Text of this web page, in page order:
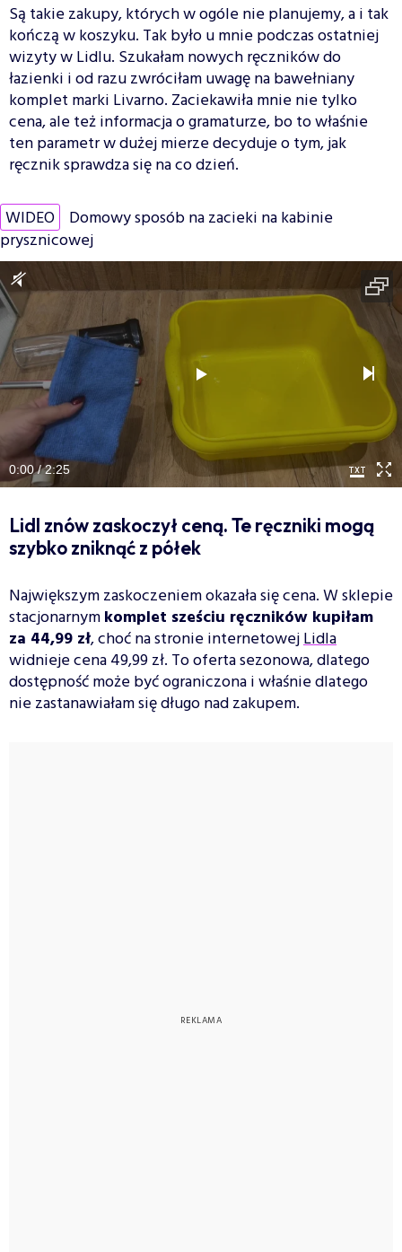
Są takie zakupy, których w ogóle nie planujemy, a i tak
kończą w koszyku. Tak było u mnie podczas ostatniej
wizyty w Lidlu. Szukałam nowych ręczników do
łazienki i od razu zwróciłam uwagę na bawełniany
komplet marki Livarno. Zaciekawiła mnie nie tylko
cena, ale też informacja o gramaturze, bo to właśnie
ten parametr w dużej mierze decyduje o tym, jak
ręcznik sprawdza się na co dzień.
WIDEO Domowy sposób na zacieki na kabinie
prysznicowej
0:00 / 2:25
Lidl znów zaskoczył ceną. Te ręczniki mogą
szybko zniknąć z półek
Największym zaskoczeniem okazała się cena. W sklepie
stacjonarnymkomplet sześciu ręczników kupiłam
za 44,99 zł, choć na stronie internetowejLidla
widnieje cena 49,99 zł. To oferta sezonowa, dlatego
dostępność może być ograniczona i właśnie dlatego
nie zastanawiałam się długo nad zakupem.